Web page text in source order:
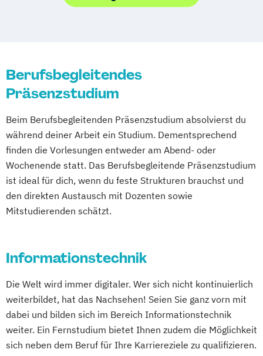
Projekt- und Prozessmanagement
Ökotoxikologie
User Experience Management
Web-Development
Biomedizinische Analytik
Computer Science and Digital
Communications
Embedded Systems Engineering
Ergotherapie Green Mobility
Health Assisting Engineering
Health Tech and Clinical Engineering
IT-Security
Integriertes Risikomanagement
Arbeit
Nachhaltige Verpackungstechnologie
Nachhaltiges Ressourcenmanagement
Physiotherapie Public Management
Sonography Soziale Arbeit
Sozialwirtschaft
Unternehmensführung
People and Culture Management
Projektmanagement & Date Analytics
Projektmanagement und Organisation
Quantitative Asset and Risk Management
(Englisch)
Technical Sales and Marketing
Berufsbegleitendes
Präsenzstudium
Beim Berufsbegleitenden Präsenzstudium absolvierst du
während deiner Arbeit ein Studium. Dementsprechend
finden die Vorlesungen entweder am Abend- oder
Wochenende statt. Das Berufsbegleitende Präsenzstudium
ist ideal für dich, wenn du feste Strukturen brauchst und
den direkten Austausch mit Dozenten sowie
Mitstudierenden schätzt.
Informationstechnik
Die Welt wird immer digitaler. Wer sich nicht kontinuierlich
weiterbildet, hat das Nachsehen! Seien Sie ganz vorn mit
dabei und bilden sich im Bereich Informationstechnik
weiter. Ein Fernstudium bietet Ihnen zudem die Möglichkeit
sich neben dem Beruf für Ihre Karriereziele zu qualifizieren.